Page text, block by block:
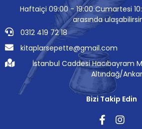
Haftaiçi 09:00 - 19:00 Cumartesi
arasında
0312 419 72 18
kitaplarsepette@gmail.com
İstanbul Caddesi Hacıbayram
Altındağ/
Bizi Takip Edin